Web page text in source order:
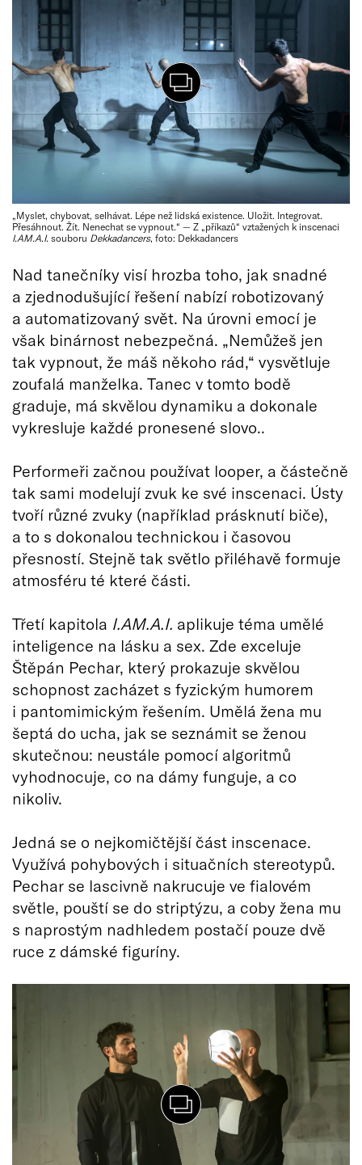
„Myslet, chybovat, selhávat. Lépe než lidská existence. Uložit. Integrovat.
Přesáhnout. Žít. Nenechat se vypnout.“ — Z „příkazů“ vztažených k inscenaci
I.AM.A.I. souboru Dekkadancers, foto: Dekkadancers
Nad tanečníky visí hrozba toho, jak snadné
a zjednodušující řešení nabízí robotizovaný
a automatizovaný svět. Na úrovni emocí je
však binárnost nebezpečná. „Nemůžeš jen
tak vypnout, že máš někoho rád,“ vysvětluje
zoufalá manželka. Tanec v tomto bodě
graduje, má skvělou dynamiku a dokonale
vykresluje každé pronesené slovo..
Performeři začnou používat looper, a částečně
tak sami modelují zvuk ke své inscenaci. Ústy
tvoří různé zvuky (například prásknutí biče),
a to s dokonalou technickou i časovou
přesností. Stejně tak světlo přiléhavě formuje
atmosféru té které části.
Třetí kapitola I.AM.A.I. aplikuje téma umělé
inteligence na lásku a sex. Zde exceluje
Štěpán Pechar, který prokazuje skvělou
schopnost zacházet s fyzickým humorem
i pantomimickým řešením. Umělá žena mu
šeptá do ucha, jak se seznámit se ženou
skutečnou: neustále pomocí algoritmů
vyhodnocuje, co na dámy funguje, a co
nikoliv.
Jedná se o nejkomičtější část inscenace.
Využívá pohybových i situačních stereotypů.
Pechar se lascivně nakrucuje ve fialovém
světle, pouští se do striptýzu, a coby žena mu
s naprostým nadhledem postačí pouze dvě
ruce z dámské figuríny.